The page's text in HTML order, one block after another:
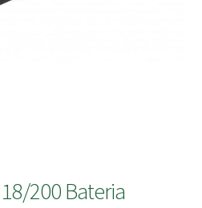
200 Bateria